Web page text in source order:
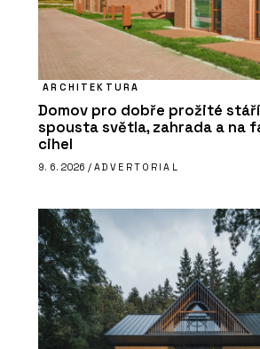
ARCHITEKTURA
Domov pro dobře prožité
spousta světla, zahrada a na
cihel
9. 6. 2026 / ADVERTORIAL